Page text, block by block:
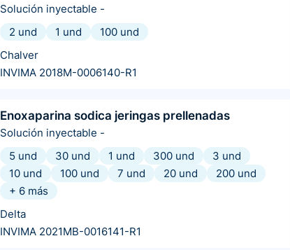
Solución inyectable -
2 und
1 und
100 und
Chalver
INVIMA 2018M-0006140-R1
Enoxaparina sodica jeringas prellenadas
Solución inyectable -
5 und
30 und 1 und 300 und
3 und
10 und
100 und 7 und 20 und
200 und
+ 6 más
Delta
INVIMA 2021MB-0016141-R1